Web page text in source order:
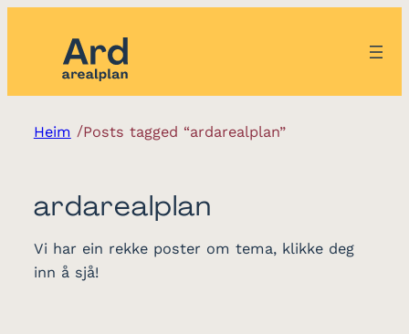
Heim /Posts tagged “ardarealplan”
ardarealplan
Vi har ein rekke poster om tema, klikke deg
inn å sjå!